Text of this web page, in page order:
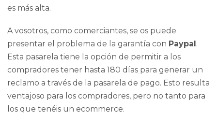
es más alta.
A vosotros, como comerciantes, se os puede
presentar el problema de la garantía con Paypal.
Esta pasarela tiene la opción de permitir a los
compradores tener hasta 180 días para generar un
reclamo a través de la pasarela de pago. Esto resulta
ventajoso para los compradores, pero no tanto para
los que tenéis un ecommerce.